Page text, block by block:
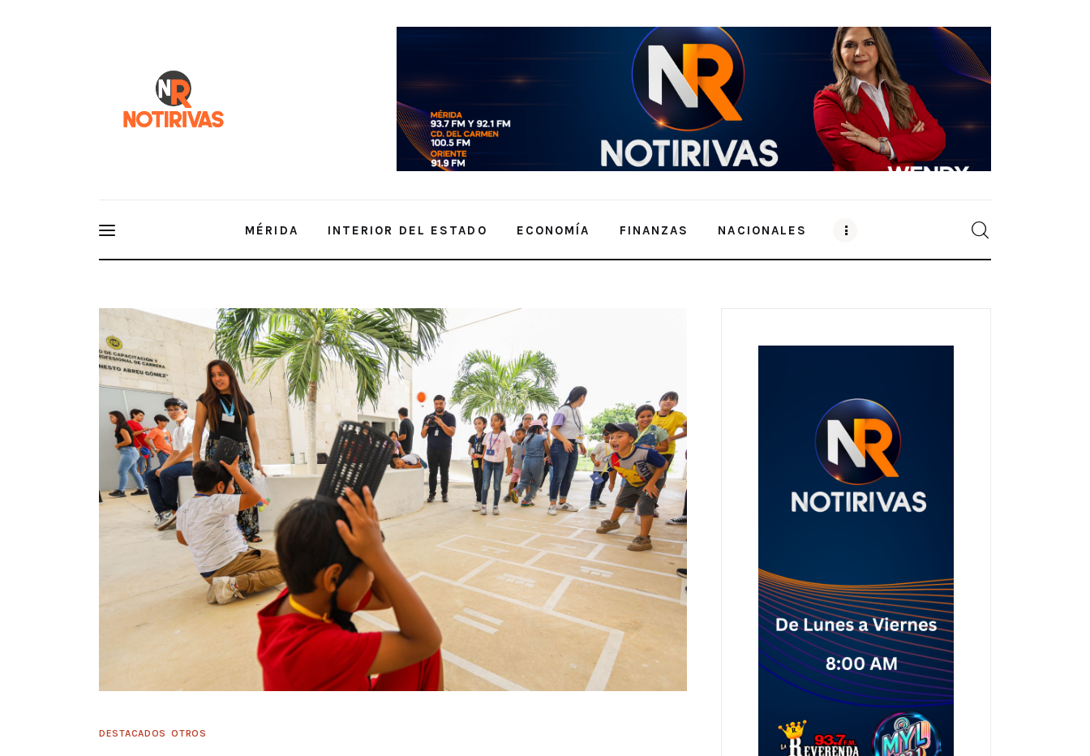
MÉRIDA INTERIOR DEL ESTADO ECONOMÍA FINANZAS NACIONALES
Continúa “Mi Verano en Fiscalía” con niñas y niños de 6 a 8 años aprendiendo sobre
legalidad y prevención
DESTACADOS OTROS